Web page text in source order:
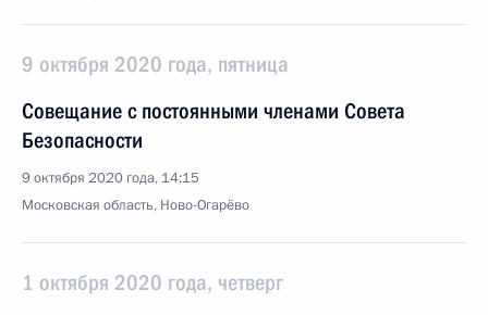
9 октября 2020 года, пятница
Совещание с постоянными членами Совета
Безопасности
9 октября 2020 года, 14:15
Московская область, Ново-Огарёво
1 октября 2020 года, четверг